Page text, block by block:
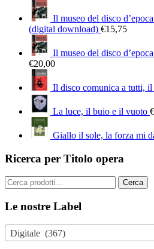
Il museo del disco
(digital download) €15,75
Il museo del disco
€20,00
Il disco comunica a tutti,
La luce, il buio e il vuoto €
Giallo il sole, la forza mi
Ricerca per Titolo opera
Cerca: Cerca
Le nostre Label
Digitale (367)